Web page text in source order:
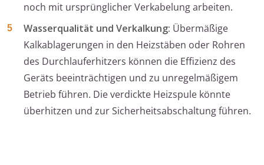
noch mit ursprünglicher Verkabelung arbeiten.
Wasserqualität und Verkalkung: Übermäßige
Kalkablagerungen in den Heizstäben oder Rohren
des Durchlauferhitzers können die Effizienz des
Geräts beeinträchtigen und zu unregelmäßigem
Betrieb führen. Die verdickte Heizspule könnte
überhitzen und zur Sicherheitsabschaltung führen.